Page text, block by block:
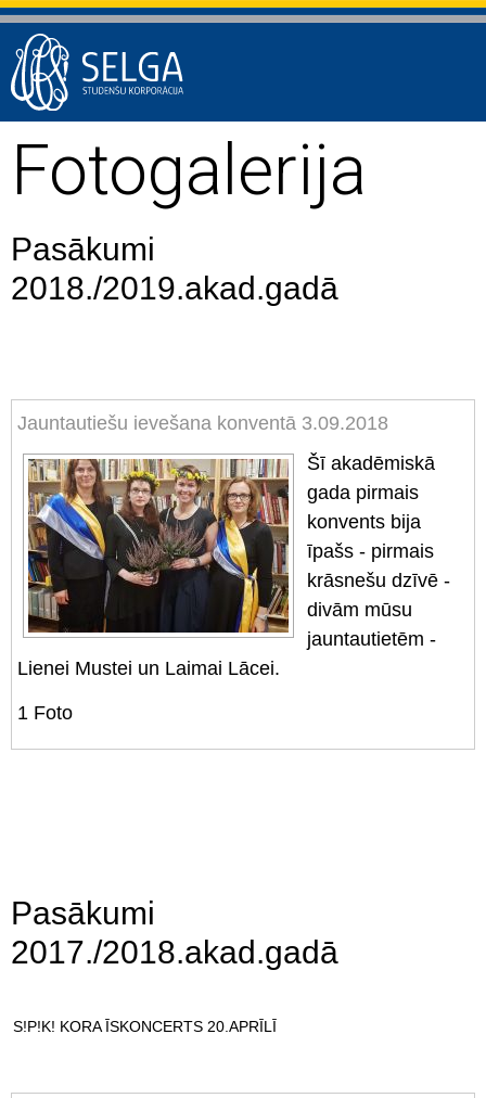
Fotogalerija
Pasākumi
2018./2019.akad.gadā
Jauntautiešu ievešana konventā 3.09.2018
Šī akadēmiskā
gada pirmais
konvents bija
īpašs - pirmais
krāsnešu dzīvē -
divām mūsu
jauntautietēm -
Lienei Mustei un Laimai Lācei.
1 Foto
Pasākumi
2017./2018.akad.gadā
S!P!K! KORA ĪSKONCERTS 20.APRĪLĪ